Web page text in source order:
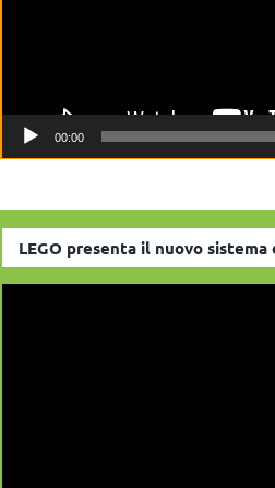
00:00
LEGO presenta il nuovo